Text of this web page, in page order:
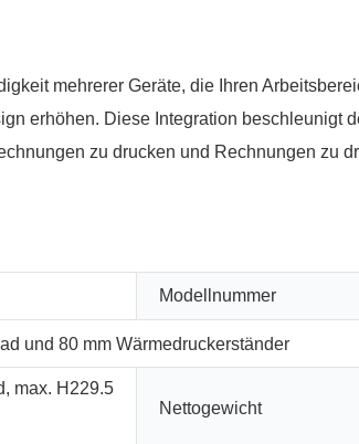
mehrerer Geräte, die Ihren
erhöhen. Diese Integration beschleunigt
zu drucken und Rechnungen zu
Modellnummer
und 80 mm Wärmedruckerständer
max. H229.5
Nettogewicht